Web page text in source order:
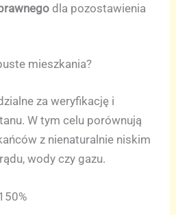
dla pozostawienia
mieszkania?
za weryfikację i
W tym celu porównują
z nienaturalnie niskim
wody czy gazu.